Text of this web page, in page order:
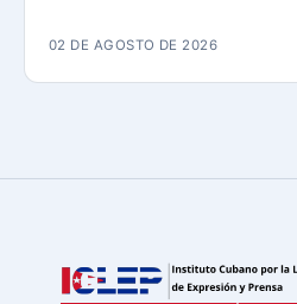
02 DE AGOSTO DE 2026